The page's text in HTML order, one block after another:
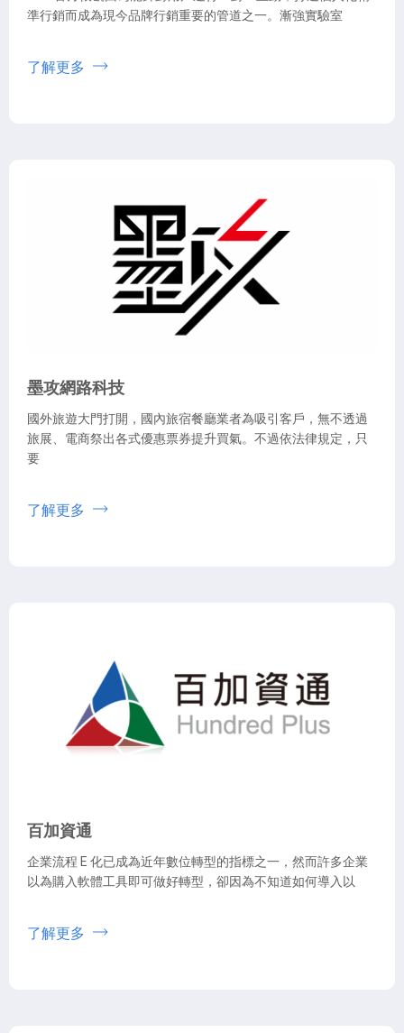
準行銷而成為現今品牌行銷重要的管道之一。漸強實驗室
了解更多
墨攻網路科技
國外旅遊大門打開，國內旅宿餐廳業者為吸引客戶，無不透過
旅展、電商祭出各式優惠票券提升買氣。不過依法律規定，只
要
了解更多
百加資通
企業流程 E 化已成為近年數位轉型的指標之一，然而許多企業
以為購入軟體工具即可做好轉型，卻因為不知道如何導入以
了解更多